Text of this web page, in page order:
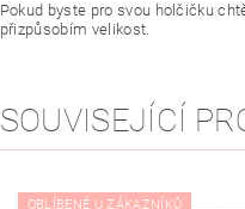
Pokud byste pro svou holčičku
přizpůsobím velikost.
SOUVISEJÍCÍ
OBLÍBENÉ U ZÁKAZNÍKŮ